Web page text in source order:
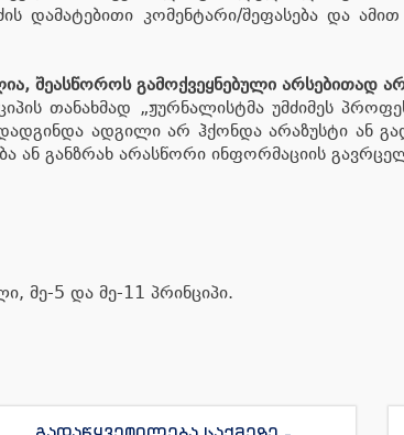
დამატებითი კომენტარი/შეფასება და
შეასწოროს გამოქვეყნებული არსებითად
თანახმად „ჟურნალისტმა უმძიმეს
ადგილი არ ჰქონდა არაზუსტი ან
ან განზრახ არასწორი ინფორმაციის
მე-5 და მე-11 პრინციპი.